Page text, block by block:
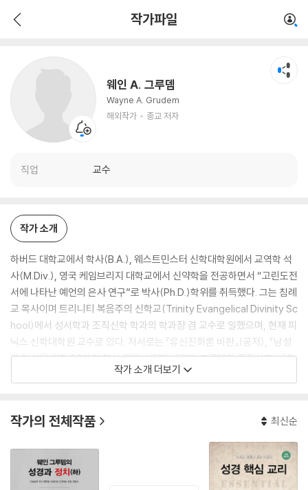
작가파일
웨인 A. 그루뎀
Wayne A. Grudem
해외작가
종교 저자
직업 교수
작가 소개
하버드 대학교에서 학사(B.A.), 웨스트민스터 신학대학원에서 교역학 석
사(M.Div.), 영국 케임브리지 대학교에서 신약학을 전공하면서 “고린도전
서에 나타난 예언의 은사 연구”로 박사(Ph.D.)학위를 취득했다. 그는 침례
교 목사이며 트리니티 복음주의 신학교(Trinity Evangelical Divinity Sc
hool)에서 성서학과 조직신학 학과의 학과장 겸 교수로 일했으며, 현재 피
닉스 신학대학원 교수로 있다. 저서로는 『유신진화론 비판』(공저), 『남성
과 여성을 위한 50가지 핵심 질문』(공저), 『웨인 그루뎀의 조직신학』, 『꼭
알아야 할 기독교 핵심 진리20』 등이 있다.
작가 소개 더보기
작가의 전체작품 최신순